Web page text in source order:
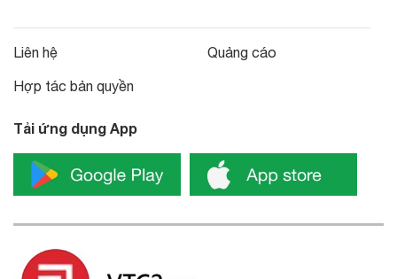
Liên hệ
Hợp tác bản quyền
Quảng cáo
Tải ứng dụng App